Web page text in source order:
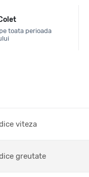
toata perioada
viteza
greutate